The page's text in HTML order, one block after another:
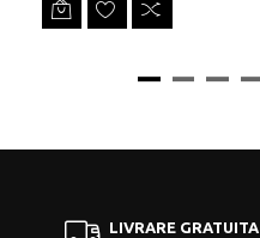
LIVRARE GRATUITA